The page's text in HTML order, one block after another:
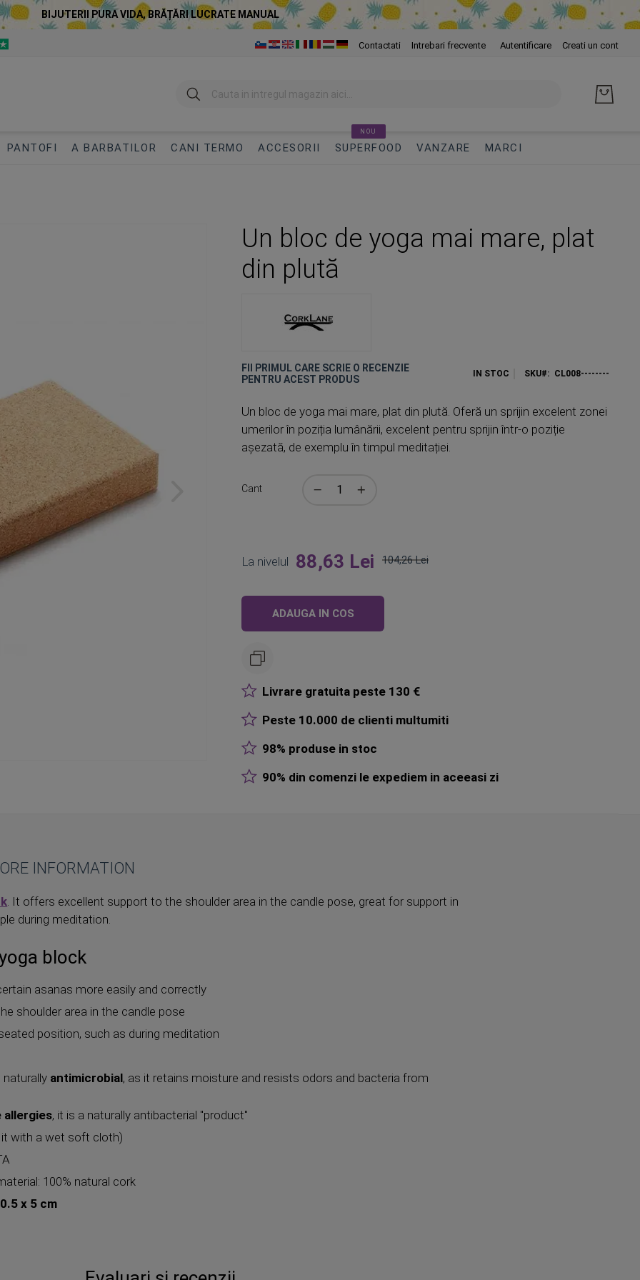
BIJUTERII PURA VIDA, BRĂȚĂRI LUCRATE MANUAL
to
Contactati Intrebari frecvente Autentificare Creati un cont
Cautare
PANTOFI A BARBATILOR CANI TERMO ACCESORII SUPERFOOD
NOU
VANZARE MARCI
Un bloc de yoga mai mare, plat
din plută
FII PRIMUL CARE SCRIE O RECENZIE
PENTRU ACEST PRODUS
IN STOC SKU CL008--------
Un bloc de yoga mai mare, plat din plută. Oferă un sprijin excelent zonei
umerilor în poziția lumânării, excelent pentru sprijin într-o poziție
așezată, de exemplu în timpul meditației.
Cant
La nivelul 88,63 Lei
Pret
104,26 Lei
ADAUGA IN COS
Livrare gratuita peste 130 €
Peste 10.000 de clienti multumiti
98% produse in stoc
90% din comenzi le expediem in aceeasi zi
. It offers excellent support to the shoulder area in the candle pose, great for support in
during meditation.
block
asanas more easily and correctly
shoulder area in the candle pose
position, such as during meditation
naturally antimicrobial, as it retains moisture and resists odors and bacteria from
allergies, it is a naturally antibacterial "product"
it with a wet soft cloth)
100% natural cork
x 5 cm
INFORMATION